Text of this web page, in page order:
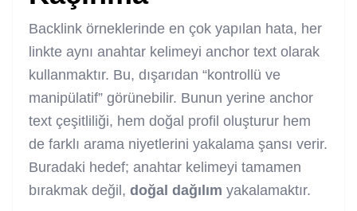
Backlink örneklerinde en çok yapılan hata, her
linkte aynı anahtar kelimeyi anchor text olarak
kullanmaktır. Bu, dışarıdan “kontrollü ve
manipülatif” görünebilir. Bunun yerine anchor
text çeşitliliği, hem doğal profil oluşturur hem
de farklı arama niyetlerini yakalama şansı verir.
Buradaki hedef; anahtar kelimeyi tamamen
bırakmak değil, doğal dağılım yakalamaktır.